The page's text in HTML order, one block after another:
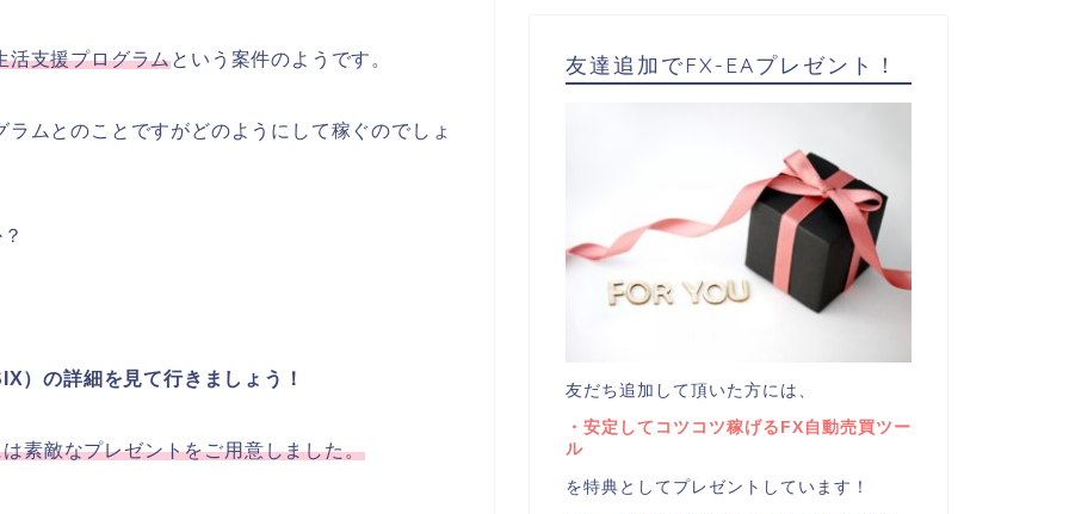
活支援プログラムという案件のようです。
ムとのことですがどのようにして稼ぐのでしょ
）の詳細を見て行きましょう！
素敵なプレゼントをご用意しました。
友達追加でFX-EAプレゼント！
友だち追加して頂いた方には、
・安定してコツコツ稼げるFX自動売買ツー
ル
を特典としてプレゼントしています！